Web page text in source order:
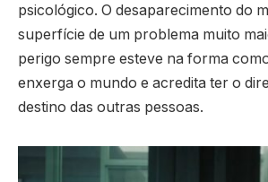
psicológico. O desaparecimento do
superfície de um problema muito
perigo sempre esteve na forma
enxerga o mundo e acredita ter o
destino das outras pessoas.